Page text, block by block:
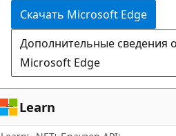
Скачать Microsoft Edge
Дополнительные сведения
Microsoft Edge
Learn